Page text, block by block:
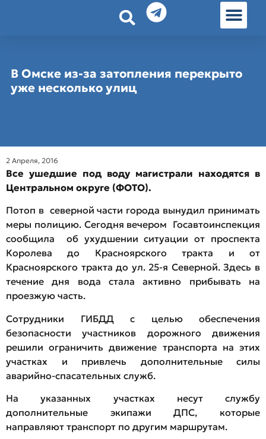
В Омске из-за затопления перекрыто
уже несколько улиц
2 Апреля, 2016
Все ушедшие под воду магистрали находятся в
Центральном округе (ФОТО).
Потоп в северной части города вынудил принимать
меры полицию. Сегодня вечером Госавтоинспекция
сообщила об ухудшении ситуации от проспекта
Королева до Красноярского тракта и от
Красноярского тракта до ул. 25-я Северной. Здесь в
течение дня вода стала активно прибывать на
проезжую часть.
Сотрудники ГИБДД с целью обеспечения
безопасности участников дорожного движения
решили ограничить движение транспорта на этих
участках и привлечь дополнительные силы
аварийно-спасательных служб.
На указанных участках несут службу
дополнительные экипажи ДПС, которые
направляют транспорт по другим маршрутам.